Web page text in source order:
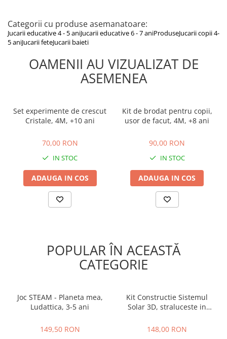
Categorii cu produse asemanatoare:
Jucarii educative 4 - 5 aniJucarii educative 6 - 7 aniProduseJucarii copii 4-
5 aniJucarii feteJucarii baieti
OAMENII AU VIZUALIZAT DE
ASEMENEA
Set experimente de crescut
Cristale, 4M, +10 ani
70,00 RON
IN STOC
ADAUGA IN COS
Kit de brodat pentru copii,
usor de facut, 4M, +8 ani
90,00 RON
IN STOC
ADAUGA IN COS
POPULAR ÎN ACEASTĂ
CATEGORIE
Joc STEAM - Planeta mea,
Ludattica, 3-5 ani
149,50 RON
Kit Constructie Sistemul
Solar 3D, straluceste in
148,00 RON